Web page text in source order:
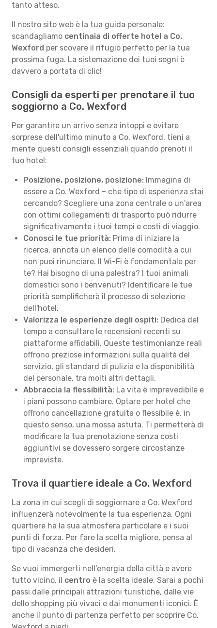
tanto atteso.
Il nostro sito web è la tua guida personale:
scandagliamo centinaia di offerte hotel a Co.
Wexford per scovare il rifugio perfetto per la tua
prossima fuga. La sistemazione dei tuoi sogni è
davvero a portata di clic!
Consigli da esperti per prenotare il tuo
soggiorno a Co. Wexford
Per garantire un arrivo senza intoppi e evitare
sorprese dell'ultimo minuto a Co. Wexford, tieni a
mente questi consigli essenziali quando prenoti il
tuo hotel:
Posizione, posizione, posizione: Immagina di
essere a Co. Wexford – che tipo di esperienza stai
cercando? Scegliere una zona centrale o un'area
con ottimi collegamenti di trasporto può ridurre
significativamente i tuoi tempi e costi di viaggio.
Conosci le tue priorità: Prima di iniziare la
ricerca, annota un elenco delle comodità a cui
non puoi rinunciare. Il Wi-Fi è fondamentale per
te? Hai bisogno di una palestra? I tuoi animali
domestici sono i benvenuti? Identificare le tue
priorità semplificherà il processo di selezione
dell'hotel.
Valorizza le esperienze degli ospiti: Dedica del
tempo a consultare le recensioni recenti su
piattaforme affidabili. Queste testimonianze reali
offrono preziose informazioni sulla qualità del
servizio, gli standard di pulizia e la disponibilità
del personale, tra molti altri dettagli.
Abbraccia la flessibilità: La vita è imprevedibile e
i piani possono cambiare. Optare per hotel che
offrono cancellazione gratuita o flessibile è, in
questo senso, una mossa astuta. Ti permetterà di
modificare la tua prenotazione senza costi
aggiuntivi se dovessero sorgere circostanze
impreviste.
Trova il quartiere ideale a Co. Wexford
La zona in cui scegli di soggiornare a Co. Wexford
influenzerà notevolmente la tua esperienza. Ogni
quartiere ha la sua atmosfera particolare e i suoi
punti di forza. Per fare la scelta migliore, pensa al
tipo di vacanza che desideri.
Se vuoi immergerti nell'energia della città e avere
tutto vicino, il centro è la scelta ideale. Sarai a pochi
passi dalle principali attrazioni turistiche, dalle vie
dello shopping più vivaci e dai monumenti iconici. È
anche il punto di partenza perfetto per scoprire Co.